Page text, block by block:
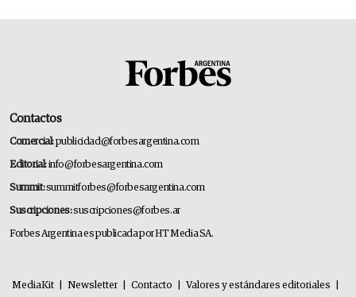
Contactos
Comercial:publicidad@forbesargentina.com
Editorial:info@forbesargentina.com
Summit:summitforbes@forbesargentina.com
Suscripciones:suscripciones@forbes.ar
Forbes Argentina es publicada por HT Media SA.
MediaKit Newsletter Contacto Valores y estándares editoriales